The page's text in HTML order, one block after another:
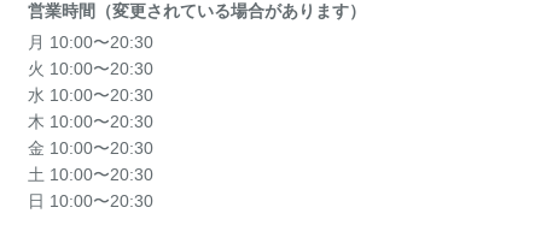
営業時間（変更されている場合があります）
月 10:00〜20:30
火 10:00〜20:30
水 10:00〜20:30
木 10:00〜20:30
金 10:00〜20:30
土 10:00〜20:30
日 10:00〜20:30